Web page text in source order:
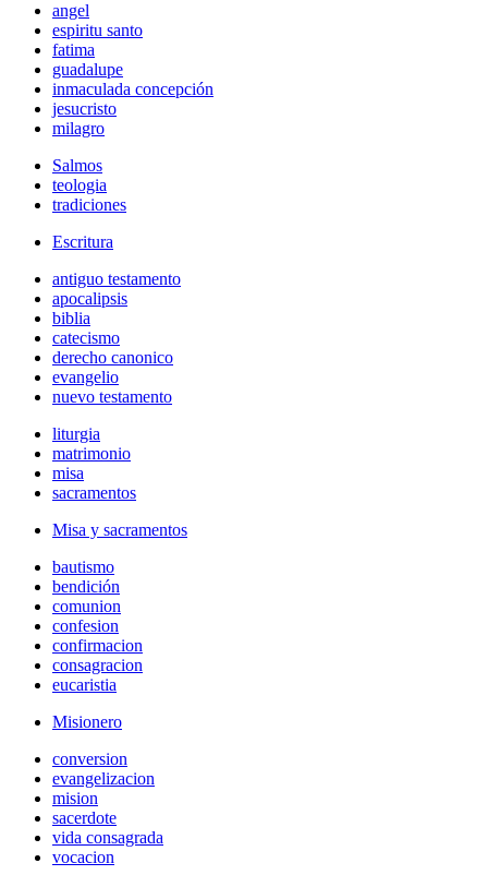
angel
espiritu santo
fatima
guadalupe
inmaculada concepción
jesucristo
milagro
Salmos
teologia
tradiciones
Escritura
antiguo testamento
apocalipsis
biblia
catecismo
derecho canonico
evangelio
nuevo testamento
liturgia
matrimonio
misa
sacramentos
Misa y sacramentos
bautismo
bendición
comunion
confesion
confirmacion
consagracion
eucaristia
Misionero
conversion
evangelizacion
mision
sacerdote
vida consagrada
vocacion